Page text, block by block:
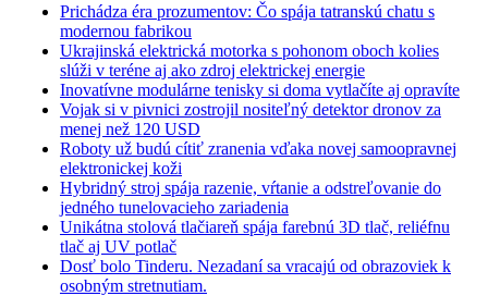
Prichádza éra prozumentov: Čo spája tatranskú chatu s
modernou fabrikou
Ukrajinská elektrická motorka s pohonom oboch kolies
slúži v teréne aj ako zdroj elektrickej energie
Inovatívne modulárne tenisky si doma vytlačíte aj opravíte
Vojak si v pivnici zostrojil nositeľný detektor dronov za
menej než 120 USD
Roboty už budú cítiť zranenia vďaka novej samoopravnej
elektronickej koži
Hybridný stroj spája razenie, vŕtanie a odstreľovanie do
jedného tunelovacieho zariadenia
Unikátna stolová tlačiareň spája farebnú 3D tlač, reliéfnu
tlač aj UV potlač
Dosť bolo Tinderu. Nezadaní sa vracajú od obrazoviek k
osobným stretnutiam.